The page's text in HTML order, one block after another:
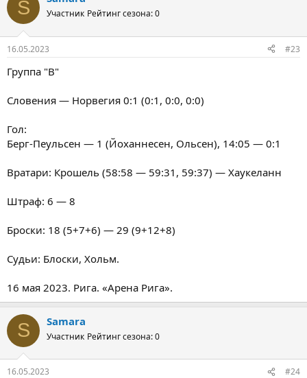
S Участник Рейтинг сезона: 0
16.05.2023 #23
Группа "В"
Словения — Норвегия 0:1 (0:1, 0:0, 0:0)
Гол:
Берг-Пеульсен — 1 (Йоханнесен, Ольсен), 14:05 — 0:1
Вратари: Крошель (58:58 — 59:31, 59:37) — Хаукеланн
Штраф: 6 — 8
Броски: 18 (5+7+6) — 29 (9+12+8)
Судьи: Блоски, Хольм.
16 мая 2023. Рига. «Арена Рига».
S Samara
Участник Рейтинг сезона: 0
16.05.2023 #24